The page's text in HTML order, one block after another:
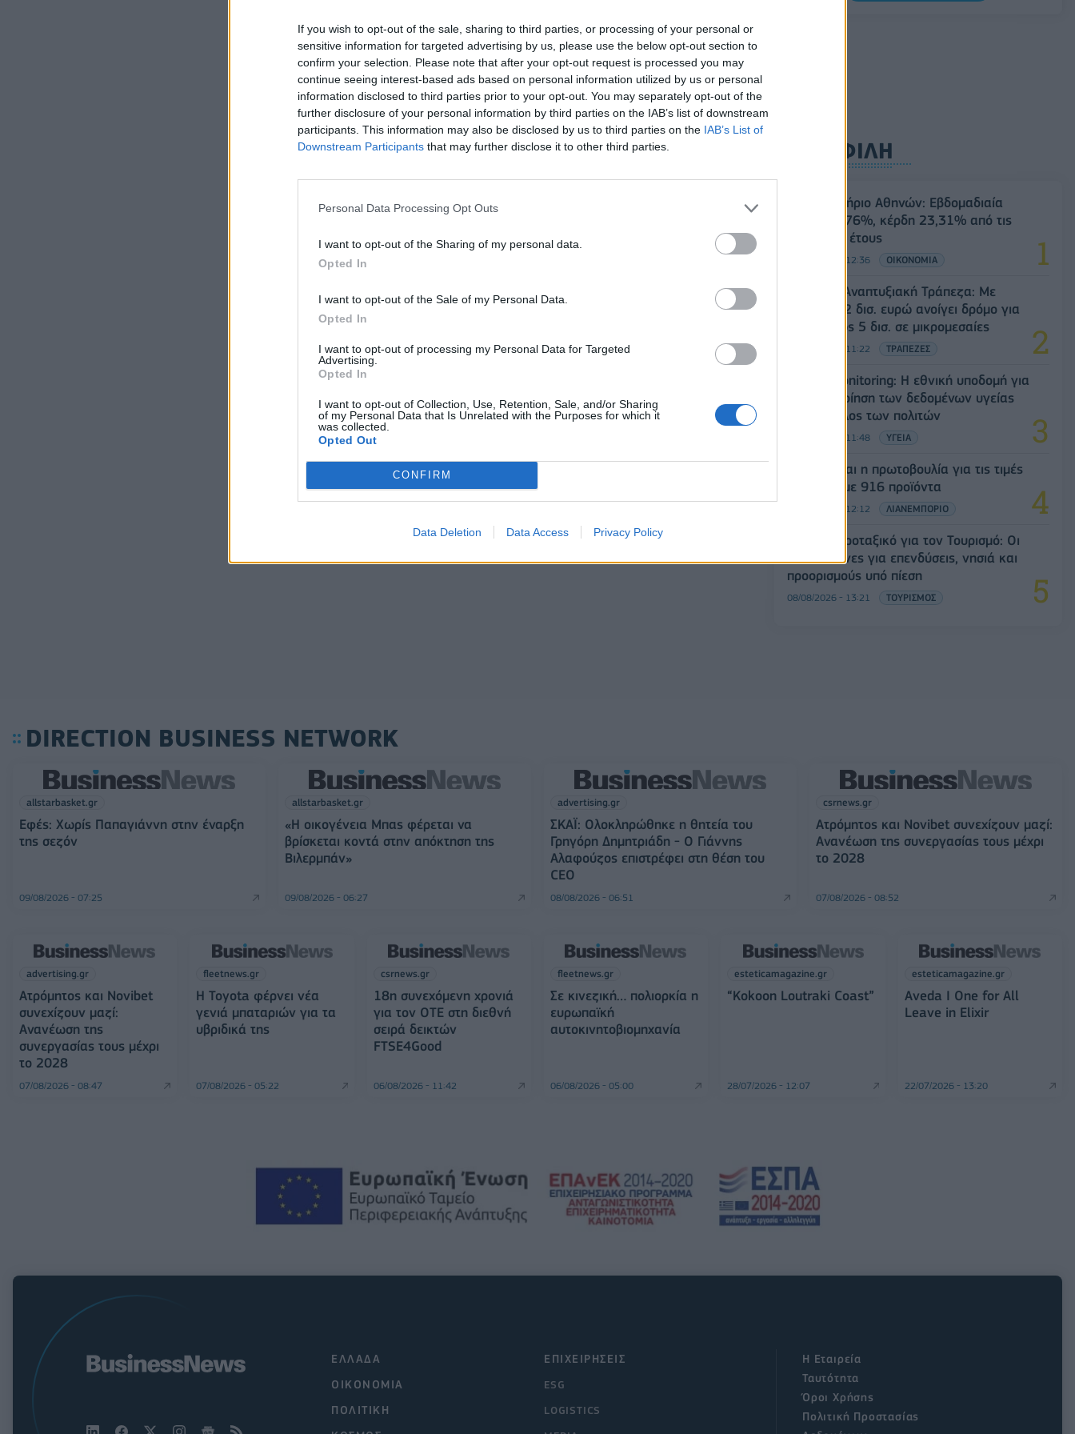
If you wish to opt-out of the sale, sharing to third parties, or processing of your personal or
sensitive information for targeted advertising by us, please use the below opt-out section to
confirm your selection. Please note that after your opt-out request is processed you may
continue seeing interest-based ads based on personal information utilized by us or personal
information disclosed to third parties prior to your opt-out. You may separately opt-out of the
further disclosure of your personal information by third parties on the IAB’s list of downstream
participants. This information may also be disclosed by us to third parties on the IAB’s List of
Downstream Participants that may further disclose it to other third parties.
Personal Data Processing Opt Outs
I want to opt-out of the Sharing of my personal data.
Opted In
I want to opt-out of the Sale of my Personal Data.
Opted In
I want to opt-out of processing my Personal Data for Targeted
Advertising.
Opted In
I want to opt-out of Collection, Use, Retention, Sale, and/or Sharing
of my Personal Data that Is Unrelated with the Purposes for which it
was collected.
Opted Out
CONFIRM
Data Deletion Data Access Privacy Policy
ΔΗΜΟΦΙΛΗ
Χρηματιστήριο Αθηνών: Εβδομαδιαία
άνοδος 1,76%, κέρδη 23,31% από τις
αρχές του έτους
08/08/2026 - 12:36 ΟΙΚΟΝΟΜΙΑ
Ελληνική Αναπτυξιακή Τράπεζα: Με
«προίκα» 2 δισ. ευρώ ανοίγει δρόμο για
δάνεια έως 5 δισ. σε μικρομεσαίες
08/08/2026 - 11:22 ΤΡΑΠΕΖΕΣ
Health Monitoring: Η εθνική υποδομή για
την αξιοποίηση των δεδομένων υγείας
προς όφελος των πολιτών
08/08/2026 - 11:48 ΥΓΕΙΑ
Διευρύνεται η πρωτοβουλία για τις τιμές
στο ράφι με 916 προϊόντα
08/08/2026 - 12:12 ΛΙΑΝΕΜΠΟΡΙΟ
Ειδικό Χωροταξικό για τον Τουρισμό: Οι
νέοι κανόνες για επενδύσεις, νησιά και
προορισμούς υπό πίεση
08/08/2026 - 13:21 ΤΟΥΡΙΣΜΟΣ
DIRECTION BUSINESS NETWORK
allstarbasket.gr
Εφές: Χωρίς Παπαγιάννη στην έναρξη
της σεζόν
09/08/2026 - 07:25
allstarbasket.gr
«Η οικογένεια Μπας φέρεται να
βρίσκεται κοντά στην απόκτηση της
Βιλερμπάν»
09/08/2026 - 06:27
advertising.gr
ΣΚΑΪ: Ολοκληρώθηκε η θητεία του
Γρηγόρη Δημητριάδη - Ο Γιάννης
Αλαφούζος επιστρέφει στη θέση του
CEO
08/08/2026 - 06:51
csrnews.gr
Ατρόμητος και Novibet συνεχίζουν μαζί:
Ανανέωση της συνεργασίας τους μέχρι
το 2028
07/08/2026 - 08:52
advertising.gr
Ατρόμητος και Novibet
συνεχίζουν μαζί:
Ανανέωση της
συνεργασίας τους μέχρι
το 2028
07/08/2026 - 08:47
fleetnews.gr
Η Toyota φέρνει νέα
γενιά μπαταριών για τα
υβριδικά της
07/08/2026 - 05:22
csrnews.gr
18η συνεχόμενη χρονιά
για τον ΟΤΕ στη διεθνή
σειρά δεικτών
FTSE4Good
06/08/2026 - 11:42
fleetnews.gr
Σε κινεζική… πολιορκία η
ευρωπαϊκή
αυτοκινητοβιομηχανία
06/08/2026 - 05:00
esteticamagazine.gr
“Kokoon Loutraki Coast”
28/07/2026 - 12:07
esteticamagazine.gr
Aveda I One for All
Leave in Elixir
22/07/2026 - 13:20
ΕΠΙΧΕΙΡΗΣΕΙΣ
ESG
LOGISTICS
ΕΛΛΑΔΑ
ΟΙΚΟΝΟΜΙΑ
ΠΟΛΙΤΙΚΗ
Η Εταιρεία
Ταυτότητα
Όροι Χρήσης
Πολιτική Προστασίας